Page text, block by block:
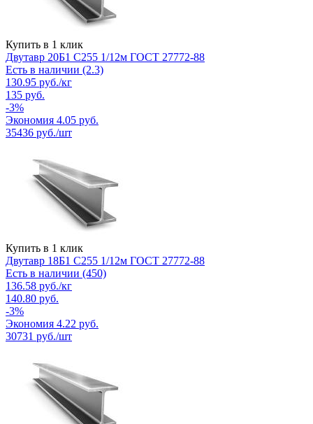
Купить в 1 клик
Двутавр 20Б1 С255 1/12м ГОСТ 27772-88
Есть в наличии (2.3)
130.95 руб./кг
135 руб.
-3%
Экономия 4.05 руб.
35436 руб./шт
Купить в 1 клик
Двутавр 18Б1 С255 1/12м ГОСТ 27772-88
Есть в наличии (450)
136.58 руб./кг
140.80 руб.
-3%
Экономия 4.22 руб.
30731 руб./шт